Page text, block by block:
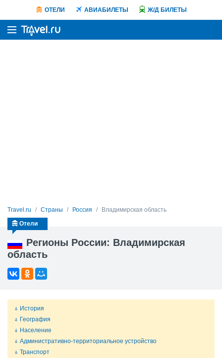
ОТЕЛИ АВИАБИЛЕТЫ Ж/Д БИЛЕТЫ
Travel.ru Страны Россия Владимирская область
Регионы России: Владимирская
область
Отели
История
География
Население
Административно-территориальное устройство
Транспорт